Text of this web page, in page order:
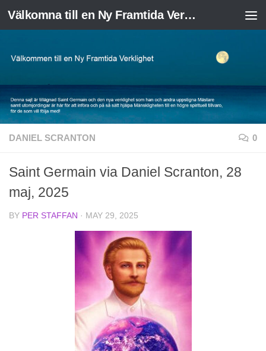
Skip to content Välkomna till en Ny Framtida Verklighet
DANIEL SCRANTON 0
Saint Germain via Daniel Scranton, 28
maj, 2025
BY PER STAFFAN · MAY 29, 2025